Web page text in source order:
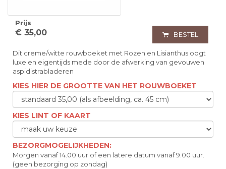
Prijs
€ 35,00 BESTEL
Dit creme/witte rouwboeket met Rozen en Lisianthus oogt
luxe en eigentijds mede door de afwerking van gevouwen
aspidistrabladeren
KIES HIER DE GROOTTE VAN HET ROUWBOEKET
KIES LINT OF KAART
BEZORGMOGELIJKHEDEN:
Morgen vanaf 14.00 uur of een latere datum vanaf 9.00 uur.
(geen bezorging op zondag)